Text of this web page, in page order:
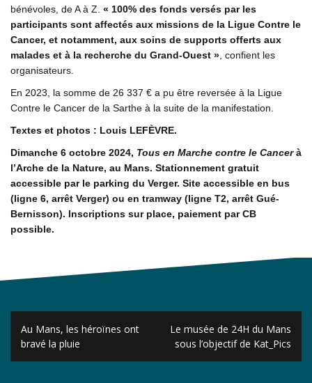
bénévoles, de A à Z. « 100% des fonds versés par les
participants sont affectés aux missions de la Ligue Contre le
Cancer, et notamment, aux soins de supports offerts aux
malades et à la recherche du Grand-Ouest » , confient les
organisateurs.
En 2023, la somme de 26 337 € a pu être reversée à la Ligue
Contre le Cancer de la Sarthe à la suite de la manifestation.
Textes et photos : Louis LEFÈVRE.
Dimanche 6 octobre 2024, Tous en Marche contre le Cancerà
l’Arche de la Nature, au Mans. Stationnement gratuit
accessible par le parking du Verger. Site accessible en bus
(ligne 6, arrêt Verger) ou en tramway (ligne T2, arrêt Gué-
Bernisson). Inscriptions sur place, paiement par CB
possible.
Navigation
de
l’article
Au Mans, les héroïnes ont
bravé la pluie
Le musée de 24H du Mans
sous l’objectif de Kat_Pics